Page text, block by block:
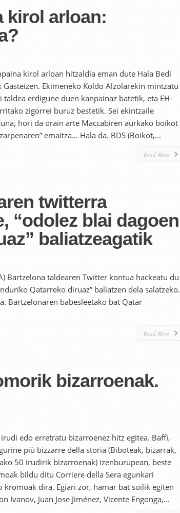
kirol arloan:
kirol arloan hitzaldia eman dute Hala Bedi
Ekimeneko Koldo Alzolarekin mintzatu
taldea erdigune duen kanpainaz batetik, eta EH-
zigorrei buruz bestetik. Sei ekintzaile
hori da orain arte Maccabiren aurkako boikot
emaitza… Hala da. BDS (Boikot,...
Read More
twitterra
“odolez blai dagoen
baliatzeagatik
Bartzelona taldearen Twitter kontua hackeatu du
Qatarreko diruaz” baliatzen dela salatzeko.
Bartzelonaren babesleetako bat Qatar
Read More
bizarroenak.
edo erretratu bizarroenez hitz egitea. Baffi,
più bizzarre della storia (Biboteak, bizarrak,
50 irudirik bizarroenak) izenburupean, beste
bildu ditu Corriere della Sera egunkari
dira. Egiari zor, hamar bat soilik egiten
Ivanov, Juan Jose Jiménez, Vicente Engonga,...